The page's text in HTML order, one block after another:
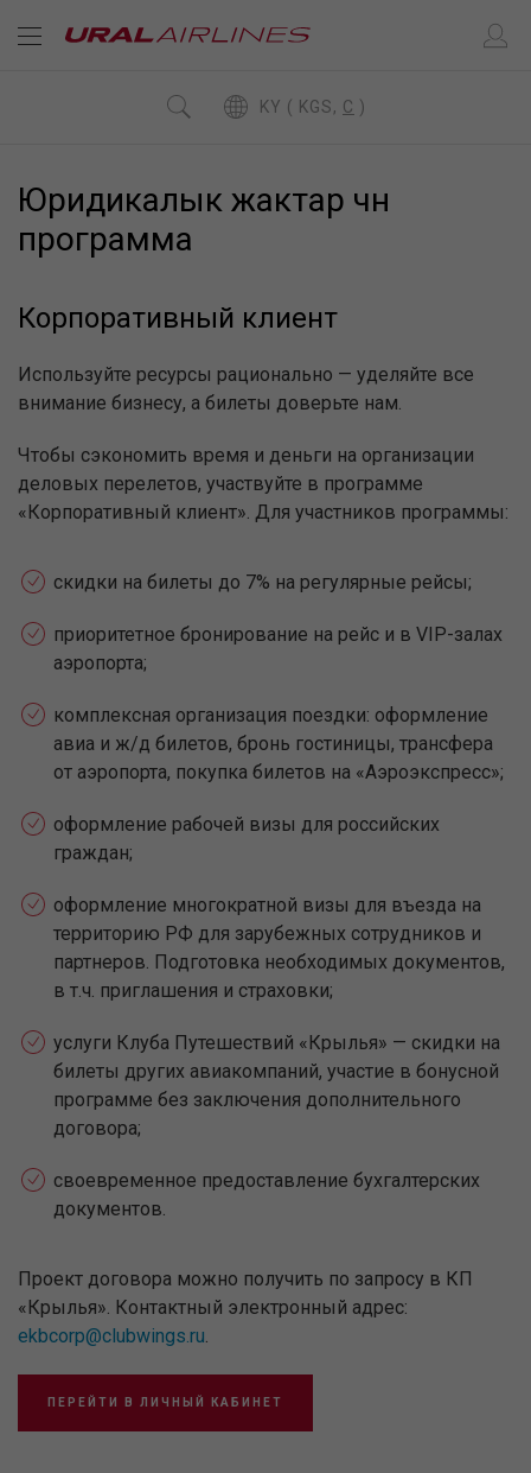
KY ( KGS, C )
Юридикалык жактар үчүн
программа
Корпоративный клиент
Используйте ресурсы рационально — уделяйте все
внимание бизнесу, а билеты доверьте нам.
Чтобы сэкономить время и деньги на организации
деловых перелетов, участвуйте в программе
«Корпоративный клиент». Для участников программы:
скидки на билеты до 7% на регулярные рейсы;
приоритетное бронирование на рейс и в VIP-залах
аэропорта;
комплексная организация поездки: оформление
авиа и ж/д билетов, бронь гостиницы, трансфера
от аэропорта, покупка билетов на «Аэроэкспресс»;
оформление рабочей визы для российских
граждан;
оформление многократной визы для въезда на
территорию РФ для зарубежных сотрудников и
партнеров. Подготовка необходимых документов,
в т.ч. приглашения и страховки;
услуги Клуба Путешествий «Крылья» — скидки на
билеты других авиакомпаний, участие в бонусной
программе без заключения дополнительного
договора;
своевременное предоставление бухгалтерских
документов.
Проект договора можно получить по запросу в КП
«Крылья». Контактный электронный адрес:
ekbcorp@clubwings.ru.
ПЕРЕЙТИ В ЛИЧНЫЙ КАБИНЕТ